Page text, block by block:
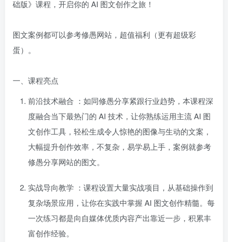
础版》课程，开启你的 AI 图文创作之旅！
​图文案例都可以参考修愚网站，超值福利（更有超级彩
蛋）。
一、课程亮点
前沿技术融合 ：如同修愚分享紧跟行业趋势，本课程深
度融合当下最热门的 AI 技术，让你熟练运用主流 AI 图
文创作工具，轻松生成令人惊艳的图像与生动的文案，
大幅提升创作效率，不复杂，易学易上手，案例就参考
修愚分享网站的图文。
实战导向教学 ：课程设置大量实战项目，从基础操作到
复杂场景应用，让你在实践中掌握 AI 图文创作精髓。每
一次练习都是向自媒体优质内容产出靠近一步，积累丰
富创作经验。